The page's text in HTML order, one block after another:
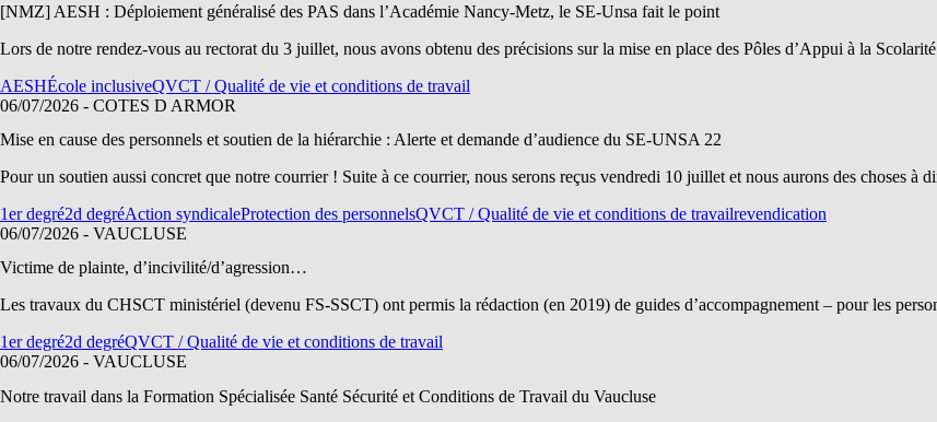
[NMZ] AESH : Déploiement généralisé des PAS dans l’Académie Nancy-Metz, le SE-Unsa fait le point
Lors de notre rendez-vous au rectorat du 3 juillet, nous avons obtenu des précisions sur la mise en place des Pôles d’Appui à la
AESHÉcole inclusiveQVCT / Qualité de vie et conditions de travail
06/07/2026 - COTES D ARMOR
Mise en cause des personnels et soutien de la hiérarchie : Alerte et demande d’audience du SE-UNSA 22
Pour un soutien aussi concret que notre courrier ! Suite à ce courrier, nous serons reçus vendredi 10 juillet et nous aurons des choses
1er degré2d degréAction syndicaleProtection des personnelsQVCT / Qualité de vie et conditions de travailrevendication
06/07/2026 - VAUCLUSE
Victime de plainte, d’incivilité/d’agression…
Les travaux du CHSCT ministériel (devenu FS-SSCT) ont permis la rédaction (en 2019) de guides d’accompagnement – pour les
1er degré2d degréQVCT / Qualité de vie et conditions de travail
06/07/2026 - VAUCLUSE
Notre travail dans la Formation Spécialisée Santé Sécurité et Conditions de Travail du Vaucluse